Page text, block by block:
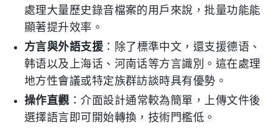
處理大量歷史錄音檔案的用戶來說，批量功能能
顯著提升效率。
方言與外語支援 ：除了標準中文，還支援德语、
韩语以及上海话、河南话等方言識別。這在處理
地方性會議或特定族群訪談時具有優勢。
操作直觀 ：介面設計通常較為簡單，上傳文件後
選擇語言即可開始轉換，技術門檻低。